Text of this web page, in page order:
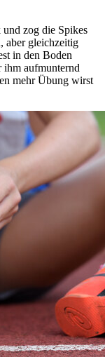
zog die Spikes
aber gleichzeitig
in den Boden
ihm aufmunternd
mehr Übung wirst